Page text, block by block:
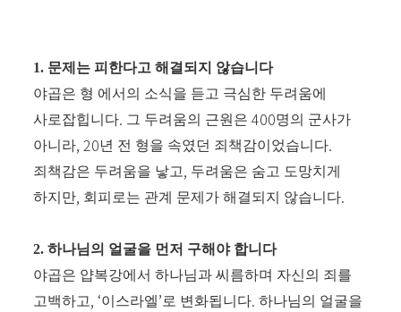
1. 문제는 피한다고 해결되지 않습니다
야곱은 형 에서의 소식을 듣고 극심한 두려움에
사로잡힙니다. 그 두려움의 근원은400명의 군사가
아니라, 20년 전 형을 속였던 죄책감이었습니다.
죄책감은 두려움을 낳고, 두려움은 숨고 도망치게
하지만, 회피로는 관계 문제가 해결되지 않습니다.
2.하나님의 얼굴을 먼저 구해야 합니다
야곱은 얍복강에서 하나님과 씨름하며 자신의 죄를
고백하고, ‘이스라엘’ 로 변화됩니다.하나님의 얼굴을